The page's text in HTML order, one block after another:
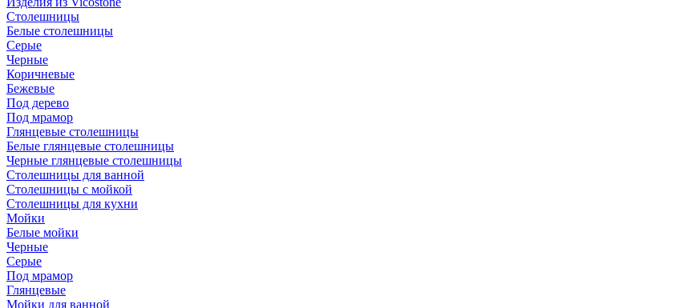
Столешницы
Белые столешницы
Серые
Черные
Коричневые
Бежевые
Под дерево
Под мрамор
Глянцевые столешницы
Белые глянцевые столешницы
Черные глянцевые столешницы
Столешницы для ванной
Столешницы с мойкой
Столешницы для кухни
Мойки
Белые мойки
Черные
Серые
Под мрамор
Глянцевые
Мойки для ванной